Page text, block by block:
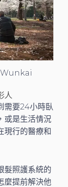
人
需要24小時臥
或是生活情況
現行的醫療和
髮照護系統的
麼提前解決他